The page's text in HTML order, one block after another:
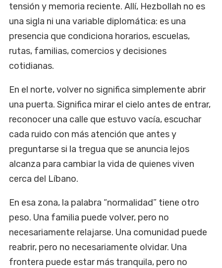
tensión y memoria reciente. Allí, Hezbollah no es
una sigla ni una variable diplomática: es una
presencia que condiciona horarios, escuelas,
rutas, familias, comercios y decisiones
cotidianas.
En el norte, volver no significa simplemente abrir
una puerta. Significa mirar el cielo antes de entrar,
reconocer una calle que estuvo vacía, escuchar
cada ruido con más atención que antes y
preguntarse si la tregua que se anuncia lejos
alcanza para cambiar la vida de quienes viven
cerca del Líbano.
En esa zona, la palabra “normalidad” tiene otro
peso. Una familia puede volver, pero no
necesariamente relajarse. Una comunidad puede
reabrir, pero no necesariamente olvidar. Una
frontera puede estar más tranquila, pero no